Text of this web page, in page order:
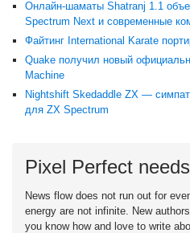
Онлайн-шаматы Shatranj 1.1
Spectrum Next и современные
Файтинг International Karate
Quake получил новый
Machine
Nightshift Skedaddle ZX —
для ZX Spectrum
Pixel Perfect
News flow does not run out for
energy are not infinite. New
you know how and love to write